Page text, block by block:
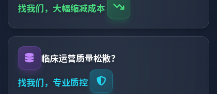
找我们，大幅缩减成本
临床运营质量松散？
找我们，专业质控